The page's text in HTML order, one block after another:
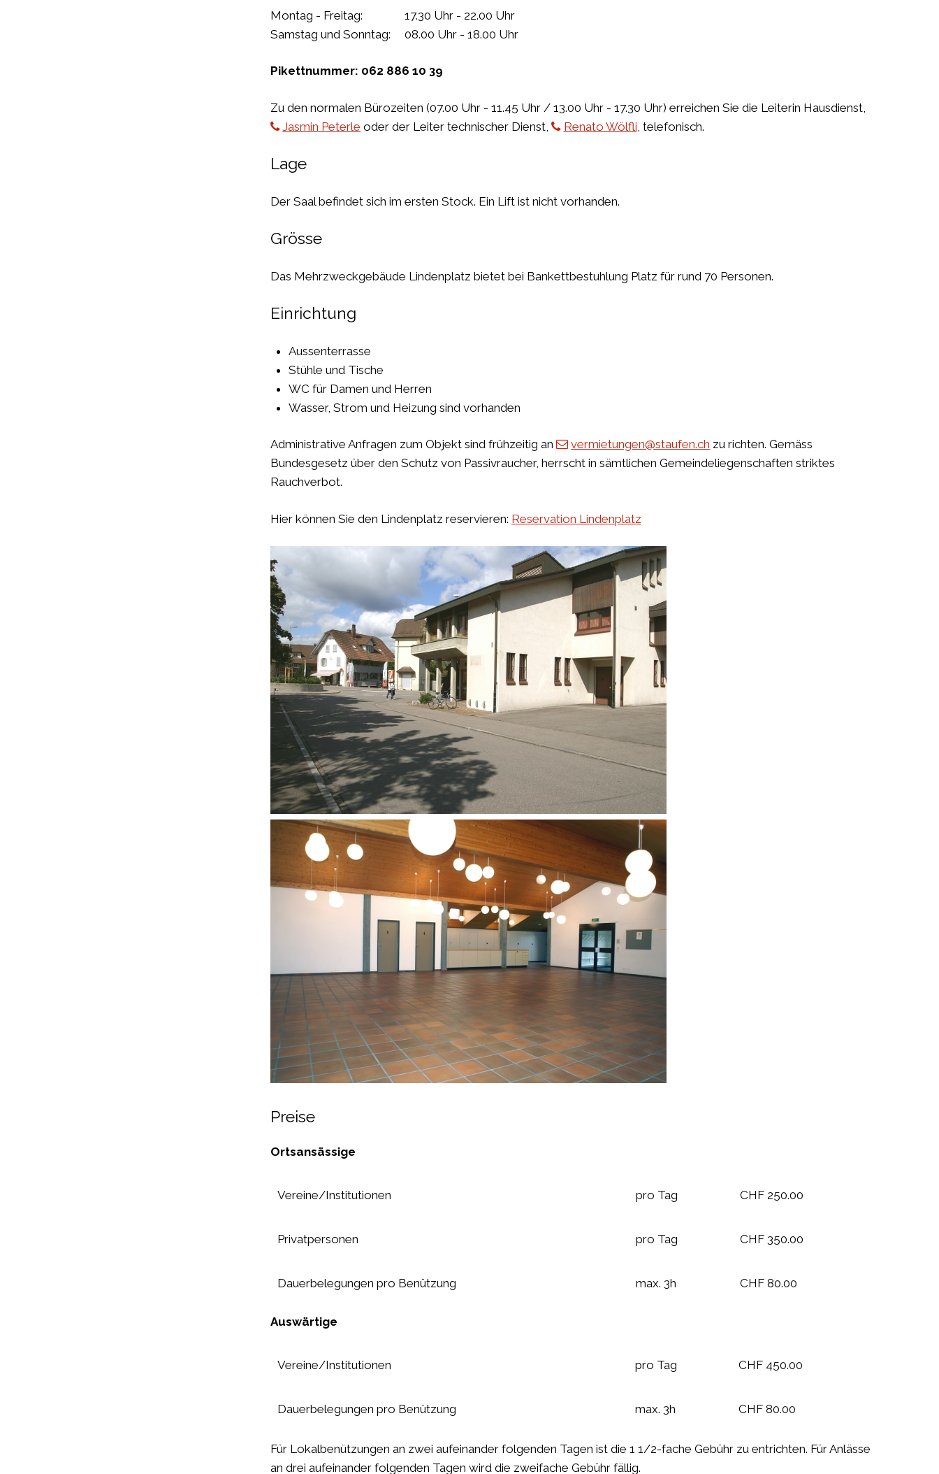
Montag - Freitag: 17.30 Uhr - 22.00 Uhr
Samstag und Sonntag: 08.00 Uhr - 18.00 Uhr
Pikettnummer: 062 886 10 39
Zu den normalen Bürozeiten (07.00 Uhr - 11.45 Uhr / 13.00 Uhr - 17.30 Uhr) erreichen Sie die Leiterin Hausdienst,
Jasmin Peterle oder der Leiter technischer Dienst, Renato Wölfli , telefonisch.
Lage
Der Saal befindet sich im ersten Stock. Ein Lift ist nicht vorhanden.
Grösse
Das Mehrzweckgebäude Lindenplatz bietet bei Bankettbestuhlung Platz für rund 70 Personen.
Einrichtung
Aussenterrasse
Stühle und Tische
WC für Damen und Herren
Wasser, Strom und Heizung sind vorhanden
Administrative Anfragen zum Objekt sind frühzeitig an vermietungen@staufen.ch zu richten. Gemäss
Bundesgesetz über den Schutz von Passivraucher, herrscht in sämtlichen Gemeindeliegenschaften striktes
Rauchverbot.
Hier können Sie den Lindenplatz reservieren: Reservation Lindenplatz
Preise
Ortsansässige
Vereine/Institutionen pro Tag CHF 250.00
Privatpersonen pro Tag CHF 350.00
Dauerbelegungen pro Benützung max. 3h CHF 80.00
Auswärtige
Vereine/Institutionen pro Tag CHF 450.00
Dauerbelegungen pro Benützung max. 3h CHF 80.00
Für Lokalbenützungen an zwei aufeinander folgenden Tagen ist die 1 1/2-fache Gebühr zu entrichten. Für Anlässe
an drei aufeinander folgenden Tagen wird die zweifache Gebühr fällig.